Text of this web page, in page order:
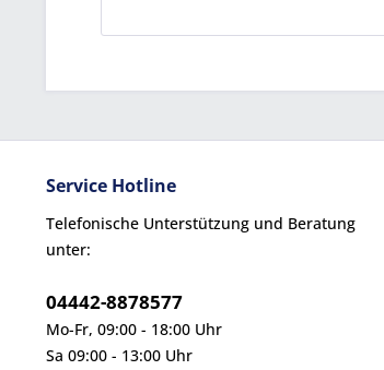
Service Hotline
Telefonische Unterstützung und Beratung
unter:
04442-8878577
Mo-Fr, 09:00 - 18:00 Uhr
Sa 09:00 - 13:00 Uhr